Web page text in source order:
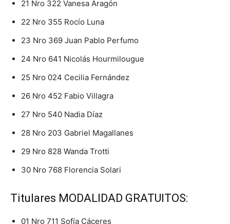
21 Nro 322 Vanesa Aragón
22 Nro 355 Rocío Luna
23 Nro 369 Juan Pablo Perfumo
24 Nro 641 Nicolás Hourmilougue
25 Nro 024 Cecilia Fernández
26 Nro 452 Fabio Villagra
27 Nro 540 Nadia Díaz
28 Nro 203 Gabriel Magallanes
29 Nro 828 Wanda Trotti
30 Nro 768 Florencia Solari
Titulares MODALIDAD GRATUITOS:
01 Nro 711 Sofía Cáceres